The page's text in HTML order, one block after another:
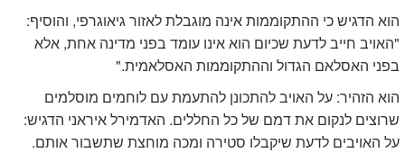
הוא הדגיש כי ההתקוממות אינה מוגבלת לאזור גיאוגרפי, והוסיף:
"האויב חייב לדעת שכיום הוא אינו עומד בפני מדינה אחת, אלא
בפני האסלאם הגדול וההתקוממות האסלאמית."
הוא הזהיר: על האויב להתכונן להתעמת עם לוחמים מוסלמים
שרוצים לנקום את דמם של כל החללים. האדמירל איראני הדגיש:
על האויבים לדעת שיקבלו סטירה ומכה מוחצת שתשבור אותם.